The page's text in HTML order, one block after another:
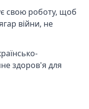
свою роботу, щоб
війни, не
здоров'я для